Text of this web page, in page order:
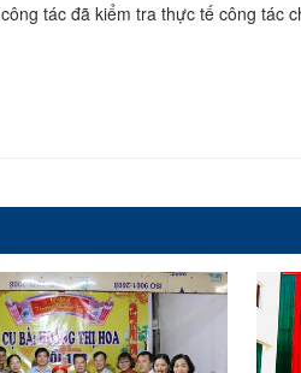
tác đã kiểm tra thực tế công tác